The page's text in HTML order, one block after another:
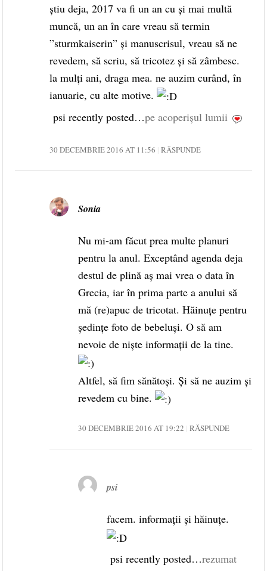
știu deja, 2017 va fi un an cu și mai multă
muncă, un an în care vreau să termin
”sturmkaiserin” și manuscrisul, vreau să ne
revedem, să scriu, să tricotez și să zâmbesc.
la mulți ani, draga mea. ne auzim curând, în
ianuarie, cu alte motive.
psi recently posted…pe acoperişul lumii
30 DECEMBRIE 2016 AT 11:56 RĂSPUNDE
Sonia
Nu mi-am făcut prea multe planuri
pentru la anul. Exceptând agenda deja
destul de plină aș mai vrea o data în
Grecia, iar în prima parte a anului să
mă (re)apuc de tricotat. Hăinuțe pentru
ședințe foto de bebeluși. O să am
nevoie de niște informații de la tine.
Altfel, să fim sănătoși. Și să ne auzim și
revedem cu bine.
30 DECEMBRIE 2016 AT 19:22 RĂSPUNDE
psi
facem. informații și hăinuțe.
psi recently posted…rezumat